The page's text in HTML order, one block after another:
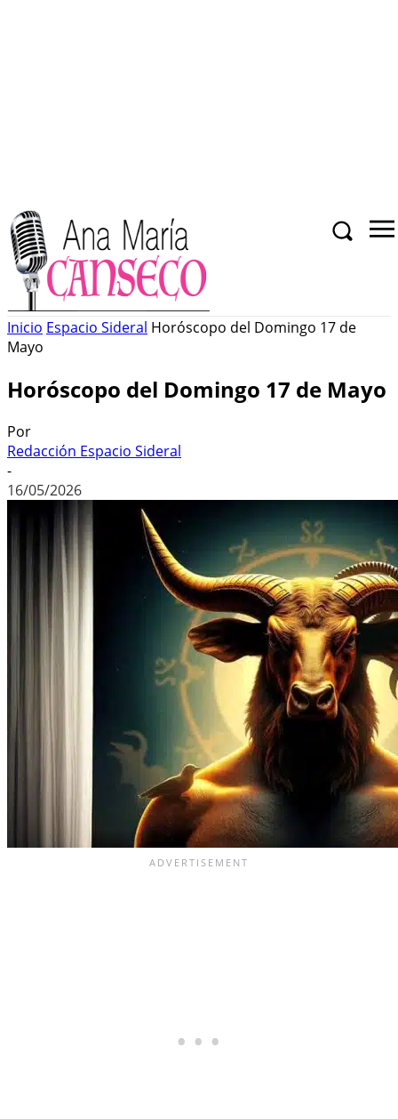
Inicio Espacio Sideral Horóscopo del Domingo 17 de
Mayo
Horóscopo del Domingo 17 de Mayo
Por
Redacción Espacio Sideral
-
16/05/2026